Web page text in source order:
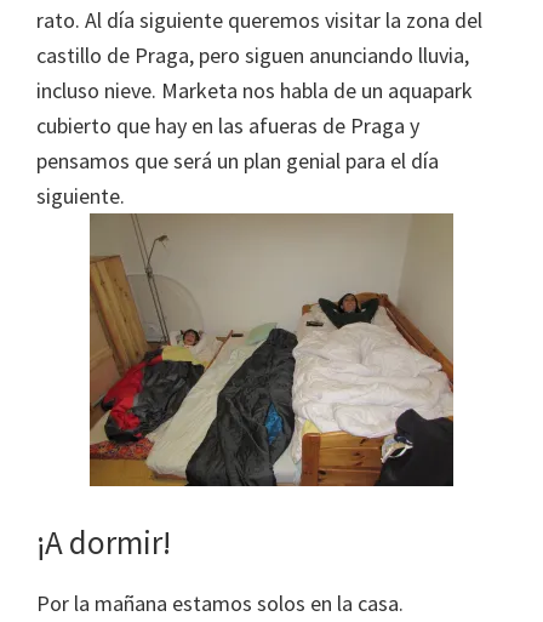
rato. Al día siguiente queremos visitar la zona del
castillo de Praga, pero siguen anunciando lluvia,
incluso nieve. Marketa nos habla de un aquapark
cubierto que hay en las afueras de Praga y
pensamos que será un plan genial para el día
siguiente.
¡A dormir!
Por la mañana estamos solos en la casa.